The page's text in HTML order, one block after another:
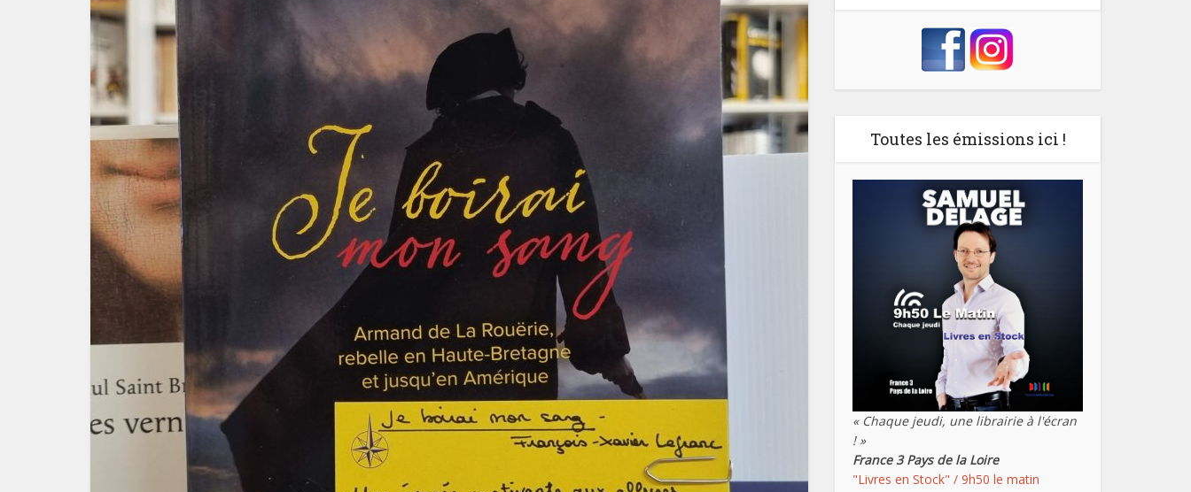
Toutes les émissions ici !
« Chaque jeudi, une librairie à l'écran
! »
France 3 Pays de la Loire
"Livres en Stock" / 9h50 le matin